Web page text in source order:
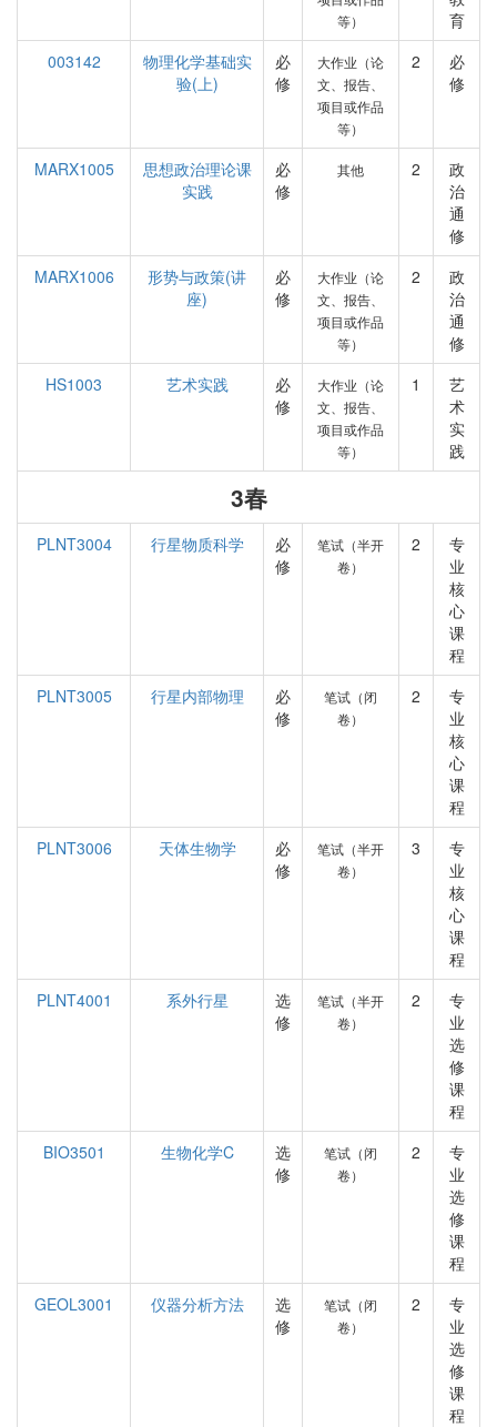
等）
育
003142
物理化学基础实
验(上)
必
修
大作业（论
文、报告、
项目或作品
等）
2
必
修
MARX1005
思想政治理论课
实践
必
修
其他 2
政
治
通
修
MARX1006
形势与政策(讲
座)
必
修
大作业（论
文、报告、
项目或作品
等）
2
政
治
通
修
HS1003
艺术实践
必
修
大作业（论
文、报告、
项目或作品
等）
1
艺
术
实
践
3春
PLNT3004 行星物质科学
必
修
笔试（半开
卷）
2
专
业
核
心
课
程
PLNT3005
行星内部物理
必
修
笔试（闭
卷）
2
专
业
核
心
课
程
PLNT3006
天体生物学
必
修
笔试（半开
卷）
3
专
业
核
心
课
程
PLNT4001
系外行星
选
修
笔试（半开
卷）
2
专
业
选
修
课
程
BIO3501
生物化学C
选
修
笔试（闭
卷）
2
专
业
选
修
课
程
GEOL3001
仪器分析方法
选
修
笔试（闭
卷）
2
专
业
选
修
课
程